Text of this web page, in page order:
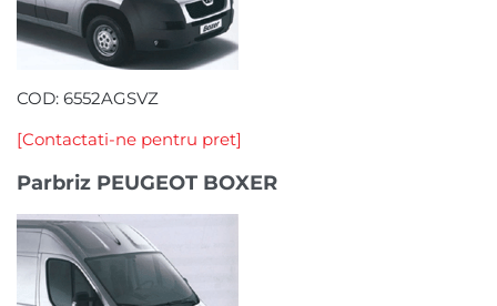
COD: 6552AGSVZ
[Contactati-ne pentru pret]
Parbriz PEUGEOT BOXER